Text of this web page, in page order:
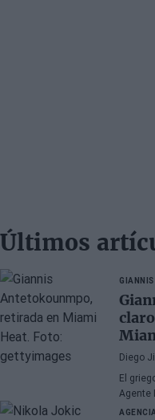
Últimos
Diego
El
Agente
Heat